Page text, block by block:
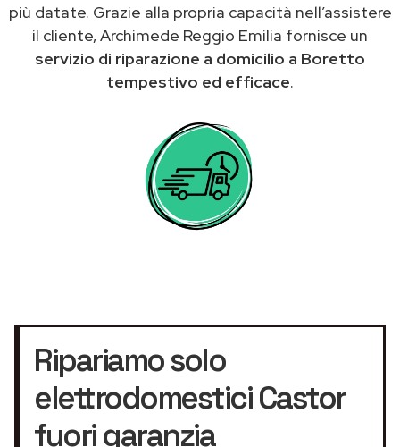
più datate. Grazie alla propria capacità nell’assistere
il cliente, Archimede Reggio Emilia fornisce un
servizio di riparazione a domicilio a Boretto
tempestivo ed efficace.
Ripariamo solo
elettrodomestici Castor
fuori garanzia